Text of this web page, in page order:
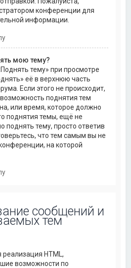
конференции для
информации.
мою тему?
тему» при просмотре
её в верхнюю часть
Если этого не происходит,
поднятия тем
или время, которое должно
поднятия темы, ещё не
тему, просто ответив
что тем самым вы не
на которой
сообщений и
тем
реализация HTML,
возможности по